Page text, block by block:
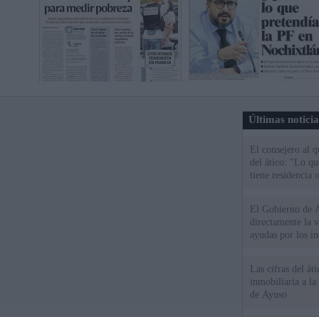
Últimas
El consejero al
del ático: "Lo
tiene residencia
El Gobierno de
directamente la
ayudas por los
Las cifras del
inmobiliaria a la
de Ayuso